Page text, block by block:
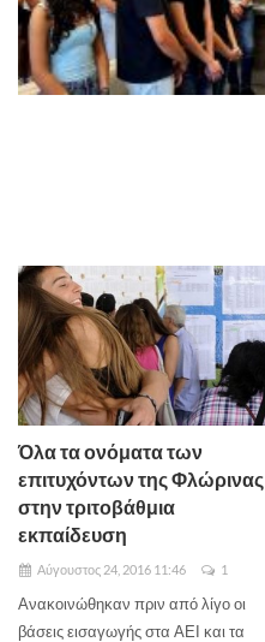
Όλα τα ονόματα των
επιτυχόντων της Φλώρινας
στην τριτοβάθμια
εκπαίδευση
Αύγουστος 24, 2016 11:46 1
Ανακοινώθηκαν πριν από λίγο οι
βάσεις εισαγωγής στα ΑΕΙ και τα